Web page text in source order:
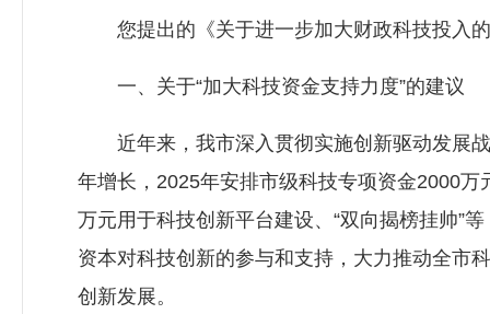
您提出的《关于进一步加大财政科技投入的
一、关于“加大科技资金支持力度”的建议
近年来，我市深入贯彻实施创新驱动发展
年增长，2025年安排市级科技专项资金2000
万元用于科技创新平台建设、“双向揭榜挂帅”
资本对科技创新的参与和支持，大力推动全市
创新发展。